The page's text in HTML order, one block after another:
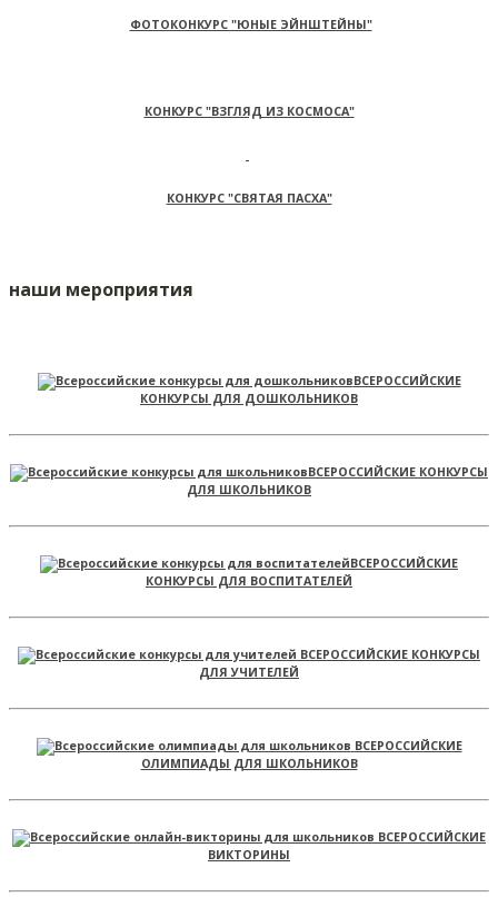
ФОТОКОНКУРС "ЮНЫЕ ЭЙНШТЕЙНЫ"
КОНКУРС "ВЗГЛЯД ИЗ КОСМОСА"
КОНКУРС "СВЯТАЯ ПАСХА"
наши мероприятия
ВСЕРОССИЙСКИЕ
КОНКУРСЫ ДЛЯ ДОШКОЛЬНИКОВ
ВСЕРОССИЙСКИЕ КОНКУРСЫ
ДЛЯ ШКОЛЬНИКОВ
ВСЕРОССИЙСКИЕ
КОНКУРСЫ ДЛЯ ВОСПИТАТЕЛЕЙ
ВСЕРОССИЙСКИЕ КОНКУРСЫ
ДЛЯ УЧИТЕЛЕЙ
ВСЕРОССИЙСКИЕ
ОЛИМПИАДЫ ДЛЯ ШКОЛЬНИКОВ
ВСЕРОССИЙСКИЕ
ВИКТОРИНЫ